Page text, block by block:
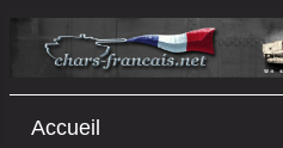
Accueil